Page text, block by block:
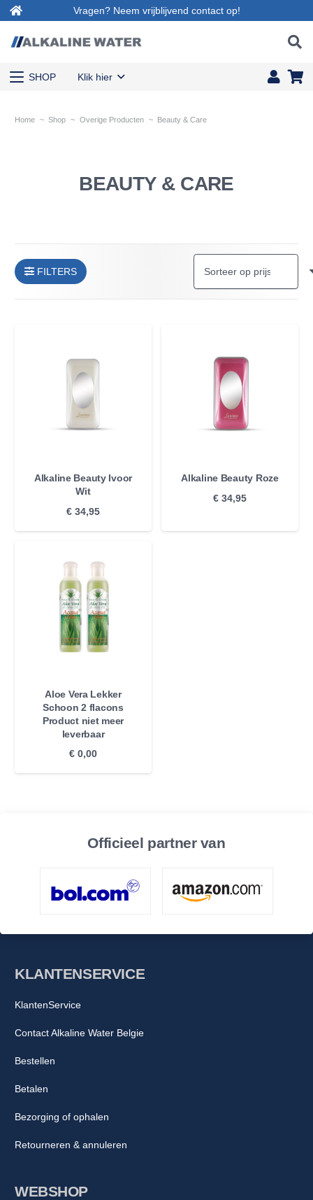
Vragen? Neem vrijblijvend contact op!
SHOP Klik hier
Home ~ Shop ~ Overige Producten ~ Beauty & Care
BEAUTY & CARE
FILTERS
Alkaline Beauty Ivoor
Wit
€ 34,95
Alkaline Beauty Roze
€ 34,95
Aloe Vera Lekker
Schoon 2 flacons
Product niet meer
leverbaar
€ 0,00
Officieel partner van
WEBSHOP
KLANTENSERVICE
KlantenService
Contact Alkaline Water Belgie
Bestellen
Betalen
Bezorging of ophalen
Retourneren & annuleren